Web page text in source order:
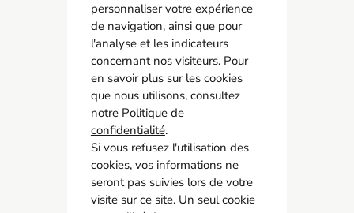
AMCO BTP
05 55 11 21 00
6 Allée Duke Ellington
87067 Limoges
Accès rapide
Contact
personnaliser votre expérience
de navigation, ainsi que pour
l'analyse et les indicateurs
concernant nos visiteurs. Pour
en savoir plus sur les cookies
que nous utilisons, consultez
notre Politique de
confidentialité.
Si vous refusez l'utilisation des
cookies, vos informations ne
seront pas suivies lors de votre
visite sur ce site. Un seul cookie